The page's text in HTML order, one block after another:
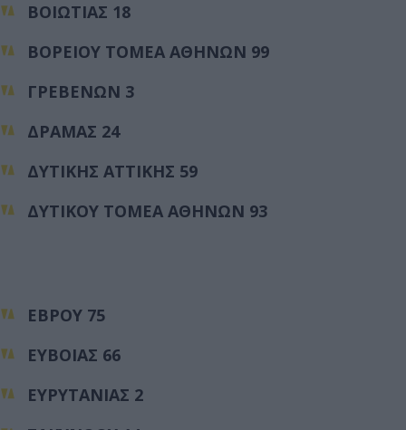
ΒΟΙΩΤΙΑΣ 18
ΒΟΡΕΙΟΥ ΤΟΜΕΑ ΑΘΗΝΩΝ 99
ΓΡΕΒΕΝΩΝ 3
ΔΡΑΜΑΣ 24
ΔΥΤΙΚΗΣ ΑΤΤΙΚΗΣ 59
ΔΥΤΙΚΟΥ ΤΟΜΕΑ ΑΘΗΝΩΝ 93
ΕΒΡΟΥ 75
ΕΥΒΟΙΑΣ 66
ΕΥΡΥΤΑΝΙΑΣ 2